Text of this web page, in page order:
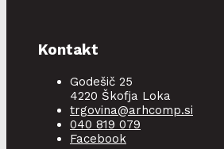
Kontakt
Godešič 25
4220 Škofja Loka
trgovina@arhcomp.si
040 819 079
Facebook